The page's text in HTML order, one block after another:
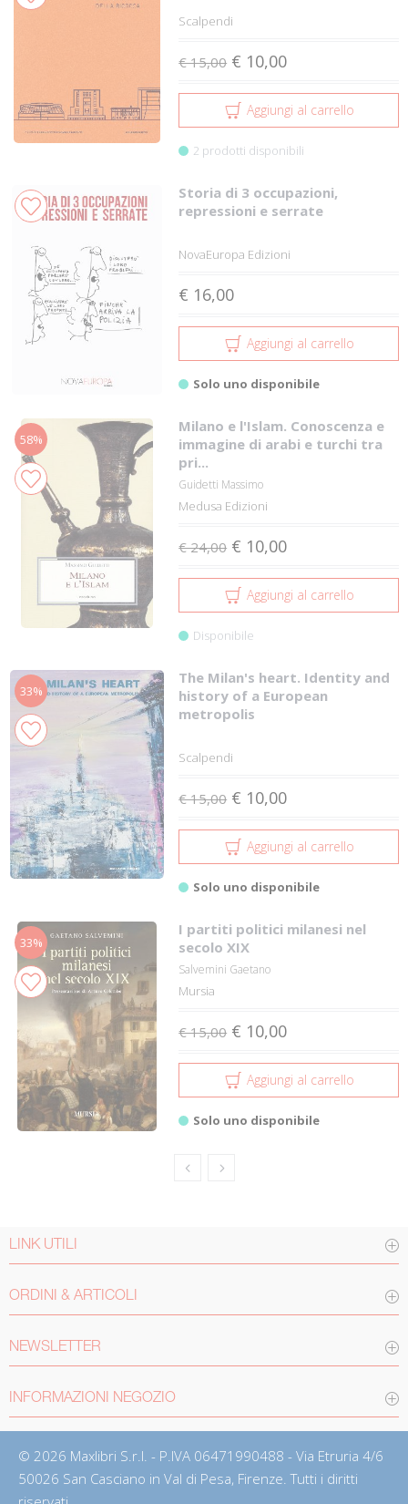
Scalpendi
€ 15,00 € 10,00
Aggiungi al carrello
2 prodotti disponibili
Storia di 3 occupazioni,
repressioni e serrate
NovaEuropa Edizioni
€ 16,00
Aggiungi al carrello
Solo uno disponibile
58%
Milano e l'Islam. Conoscenza e
immagine di arabi e turchi tra
pri...
Guidetti Massimo
Medusa Edizioni
€ 24,00 € 10,00
Aggiungi al carrello
Disponibile
33%
The Milan's heart. Identity and
history of a European
metropolis
Scalpendi
€ 15,00 € 10,00
Aggiungi al carrello
Solo uno disponibile
33%
I partiti politici milanesi nel
secolo XIX
Salvemini Gaetano
Mursia
€ 15,00 € 10,00
Aggiungi al carrello
Solo uno disponibile
LINK UTILI
ORDINI & ARTICOLI
NEWSLETTER
INFORMAZIONI NEGOZIO
© 2026 Maxlibri S.r.l. - P.IVA 06471990488 - Via Etruria 4/6
50026 San Casciano in Val di Pesa, Firenze. Tutti i diritti